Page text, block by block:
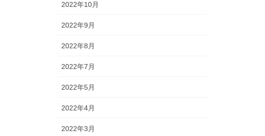
2022年10月
2022年9月
2022年8月
2022年7月
2022年5月
2022年4月
2022年3月